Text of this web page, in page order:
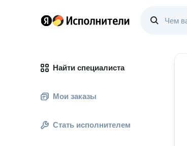
Найти специалиста
Мои заказы
Стать исполнителем